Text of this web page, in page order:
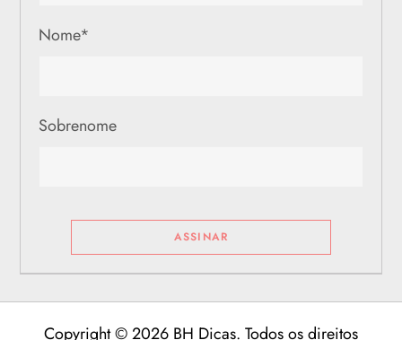
Nome*
Sobrenome
Copyright © 2026 BH Dicas. Todos os direitos